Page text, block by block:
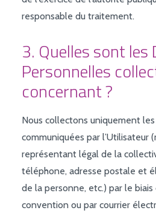
responsable du traitement.
3. Quelles sont les
Personnelles
concernant ?
Nous collectons uniquement
communiquées par l’Utilisateur
représentant légal de la
téléphone, adresse postale et
de la personne, etc.) par le
convention ou par courrier